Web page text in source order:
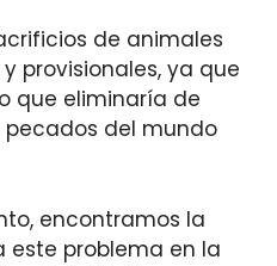
de animales
provisionales, ya que
que eliminaría de
pecados del mundo
encontramos la
este problema en la